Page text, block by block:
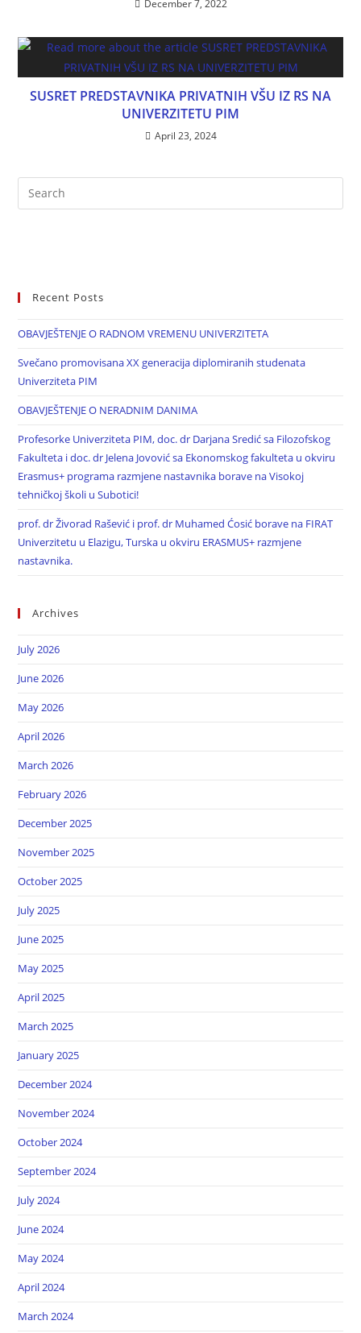
December 7, 2022
SUSRET PREDSTAVNIKA PRIVATNIH VŠU IZ RS NA
UNIVERZITETU PIM
April 23, 2024
Recent Posts
OBAVJEŠTENJE O RADNOM VREMENU UNIVERZITETA
Svečano promovisana XX generacija diplomiranih studenata
Univerziteta PIM
OBAVJEŠTENJE O NERADNIM DANIMA
Profesorke Univerziteta PIM, doc. dr Darjana Sredić sa Filozofskog
Fakulteta i doc. dr Jelena Jovović sa Ekonomskog fakulteta u okviru
Erasmus+ programa razmjene nastavnika borave na Visokoj
tehničkoj školi u Subotici!
prof. dr Živorad Rašević i prof. dr Muhamed Ćosić borave na FIRAT
Univerzitetu u Elazigu, Turska u okviru ERASMUS+ razmjene
nastavnika.
Archives
July 2026
June 2026
May 2026
April 2026
March 2026
February 2026
December 2025
November 2025
October 2025
July 2025
June 2025
May 2025
April 2025
March 2025
January 2025
December 2024
November 2024
October 2024
September 2024
July 2024
June 2024
May 2024
April 2024
March 2024